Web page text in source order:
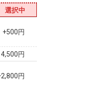
選択中
+500円
円
円